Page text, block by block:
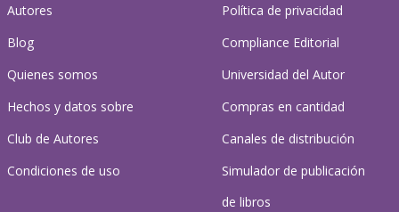
Autores
Blog
Quienes somos
Hechos y datos sobre
Club de Autores
Condiciones de uso
Política de privacidad
Compliance Editorial
Universidad del Autor
Compras en cantidad
Canales de distribución
Simulador de publicación
de libros